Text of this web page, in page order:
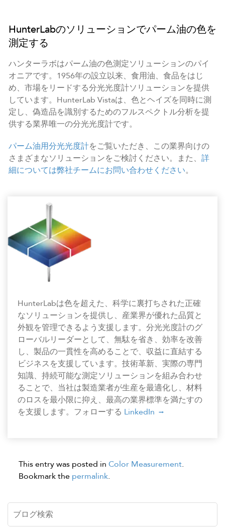
HunterLabのソリューションでパーム油の色を
測定する
ハンターラボはパーム油の色測定ソリューションのパイ
オニアです。1956年の設立以来、食用油、食品をはじ
め、市場をリードする分光光度計ソリューションを提供
しています。HunterLab Vistaは、色とヘイズを同時に測
定し、偽造品を識別するためのフルスペクトル分析を提
供する業界唯一の分光光度計です。
パーム油用分光光度計をご覧いただき、この業界向けの
さまざまなソリューションをご検討ください。また、 詳
細については弊社チームにお問い合わせください。
HunterLabは色を超えた、科学に裏打ちされた正確
なソリューションを提供し、産業界が優れた品質と
外観を管理できるよう支援します。分光光度計のグ
ローバルリーダーとして、無駄を省き、効率を改善
し、製品の一貫性を高めることで、収益に直結する
ビジネスを支援しています。技術革新、実際の専門
知識、持続可能な測定ソリューションを組み合わせ
ることで、当社は製造業者が生産を最適化し、材料
のロスを最小限に抑え、最高の業界標準を満たすの
を支援します。フォローする LinkedIn
This entry was posted in Color Measurement.
Bookmark the permalink.